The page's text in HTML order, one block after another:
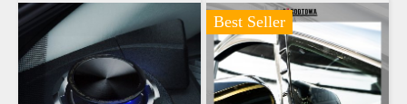
Best Seller